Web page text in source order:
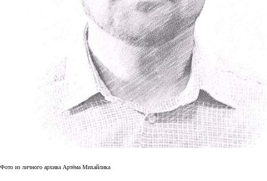
Фото из личного архива Артёма Михайлика